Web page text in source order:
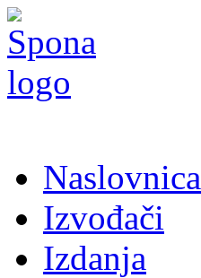
Naslovnica
Izvođači
Izdanja